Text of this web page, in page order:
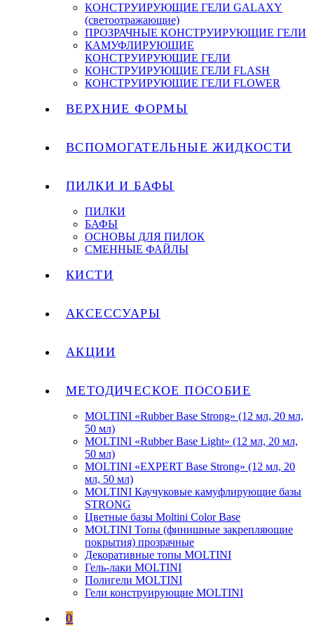
КОНСТРУИРУЮЩИЕ ГЕЛИ GALAXY
(светоотражающие)
ПРОЗРАЧНЫЕ КОНСТРУИРУЮЩИЕ ГЕЛИ
КАМУФЛИРУЮЩИЕ
КОНСТРУИРУЮЩИЕ ГЕЛИ
КОНСТРУИРУЮЩИЕ ГЕЛИ FLASH
КОНСТРУИРУЮЩИЕ ГЕЛИ FLOWER
ВЕРХНИЕ ФОРМЫ
ВСПОМОГАТЕЛЬНЫЕ ЖИДКОСТИ
ПИЛКИ И БАФЫ
ПИЛКИ
БАФЫ
ОСНОВЫ ДЛЯ ПИЛОК
СМЕННЫЕ ФАЙЛЫ
КИСТИ
АКСЕССУАРЫ
АКЦИИ
МЕТОДИЧЕСКОЕ ПОСОБИЕ
MOLTINI «Rubber Base Strong» (12 мл, 20 мл,
50 мл)
MOLTINI «Rubber Base Light» (12 мл, 20 мл,
50 мл)
MOLTINI «EXPERT Base Strong» (12 мл, 20
мл, 50 мл)
MOLTINI Каучуковые камуфлирующие базы
STRONG
Цветные базы Moltini Color Base
MOLTINI Топы (финишные закрепляющие
покрытия) прозрачные
Декоративные топы MOLTINI
Гель-лаки MOLTINI
Полигели MOLTINI
Гели конструирующие MOLTINI
0